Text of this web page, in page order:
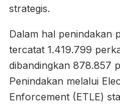
strategis.
Dalam hal penindakan
tercatat 1.419.799
dibandingkan 878.857
Penindakan melalui
Enforcement (ETLE)